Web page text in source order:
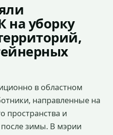
на уборку
в областном
направленные на
пространства и
после зимы. В мэрии